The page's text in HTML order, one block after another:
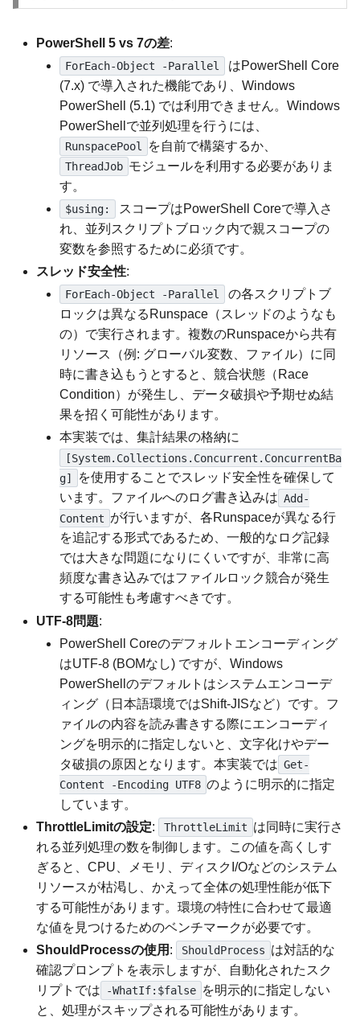
PowerShell 5 vs 7の差:
ForEach-Object -Parallel
はPowerShell Core
(7.x) で導入された機能であり、Windows
PowerShell (5.1) では利用できません。Windows
PowerShellで並列処理を行うには、
RunspacePool を自前で構築するか、
ThreadJob モジュールを利用する必要がありま
す。
$using:
スコープはPowerShell Coreで導入さ
れ、並列スクリプトブロック内で親スコープの
変数を参照するために必須です。
スレッド安全性:
ForEach-Object -Parallel
の各スクリプトブ
ロックは異なるRunspace（スレッドのようなも
の）で実行されます。複数のRunspaceから共有
リソース（例: グローバル変数、ファイル）に同
時に書き込もうとすると、競合状態（Race
Condition）が発生し、データ破損や予期せぬ結
果を招く可能性があります。
本実装では、集計結果の格納に
[System.Collections.Concurrent.ConcurrentBa
g]
を使用することでスレッド安全性を確保して
います。ファイルへのログ書き込みは Add-
Content が行いますが、各Runspaceが異なる行
を追記する形式であるため、一般的なログ記録
では大きな問題になりにくいですが、非常に高
頻度な書き込みではファイルロック競合が発生
する可能性も考慮すべきです。
UTF-8問題:
PowerShell Coreのデフォルトエンコーディング
はUTF-8 (BOMなし) ですが、Windows
PowerShellのデフォルトはシステムエンコーデ
ィング（日本語環境ではShift-JISなど）です。フ
ァイルの内容を読み書きする際にエンコーディ
ングを明示的に指定しないと、文字化けやデー
タ破損の原因となります。本実装では Get-
Content -Encoding UTF8 のように明示的に指定
しています。
ThrottleLimitの設定: ThrottleLimit は同時に実行さ
れる並列処理の数を制御します。この値を高くしす
ぎると、CPU、メモリ、ディスクI/Oなどのシステム
リソースが枯渇し、かえって全体の処理性能が低下
する可能性があります。環境の特性に合わせて最適
な値を見つけるためのベンチマークが必要です。
ShouldProcessの使用 : ShouldProcess は対話的な
確認プロンプトを表示しますが、自動化されたスク
リプトでは
-WhatIf:$false を明示的に指定しない
と、処理がスキップされる可能性があります。